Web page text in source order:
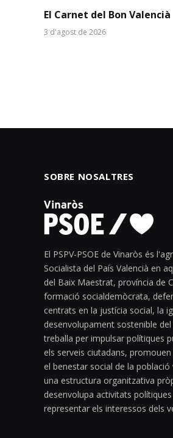
El Carnet del Bon Valencià
3 d'agost de 2026
SOBRE NOSALTRES
El PSPV-PSOE de Vinaròs és
Socialista del País Valencià en
del Baix Maestrat, província de
formació socialdemòcrata,
centrats en la justícia social, la
desenvolupament sostenible
treballa per impulsar polítiques
els serveis ciutadans,
el benestar social de la
una estructura organitzativa
desenvolupa activitats
representar els interessos dels